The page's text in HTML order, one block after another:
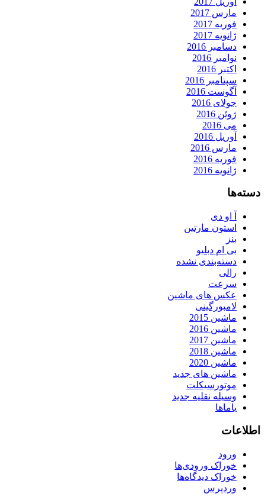
مارس 2017
فوریه 2017
ژانویه 2017
دسامبر 2016
نوامبر 2016
اکتبر 2016
سپتامبر 2016
آگوست 2016
جولای 2016
ژوئن 2016
می 2016
آوریل 2016
مارس 2016
فوریه 2016
ژانویه 2016
دسته‌ها
آ او دی
استون مارتین
بنز
بی ام دبلیو
دسته‌بندی نشده
رالی
سرعت
عکس های ماشین
لامبورگینی
ماشین 2015
ماشین 2016
ماشین 2017
ماشین 2018
ماشین 2020
ماشین های جدید
موتورسیکلت
وسیله نقلیه جدید
یاماها
اطلاعات
ورود
خوراک ورودی‌ها
خوراک دیدگاه‌ها
وردپرس